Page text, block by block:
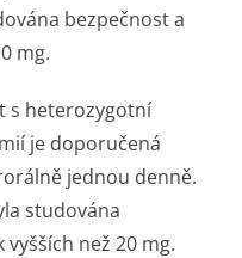
bezpečnost a
mg.
s heterozygotní
je doporučená
jednou denně.
studována
než 20 mg.